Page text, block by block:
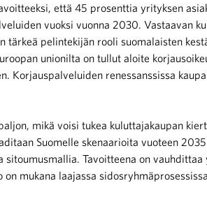
että 45 prosenttia yrityksen
vuoksi vuonna 2030. Vastaavan
tärkeä pelintekijän rooli suomalaisten
unionilta on tullut aloite
Korjauspalveluiden renessanssissa
mikä voisi tukea kuluttajakaupan
Suomelle skenaarioita vuoteen
sitoumusmallia. Tavoitteena on
mukana laajassa